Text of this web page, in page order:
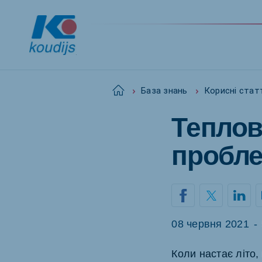
Home База знань Корисні
08 червня 2021 -
Коли настає Spanish